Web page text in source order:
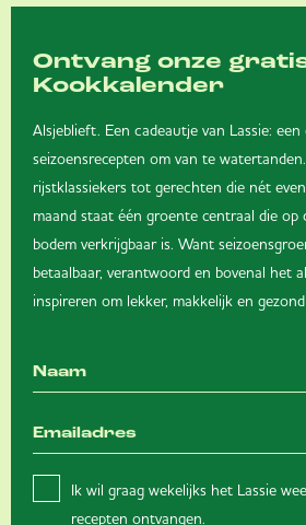
Ontvang onze
Kookkalender
Alsjeblieft. Een cadeautje van Lassie:
seizoensrecepten om van te
rijstklassiekers tot gerechten die nét
maand staat één groente centraal die op
bodem verkrijgbaar is. Want
betaalbaar, verantwoord en bovenal het
inspireren om lekker, makkelijk en
Ik wil graag wekelijks het Lassie
recepten ontvangen.